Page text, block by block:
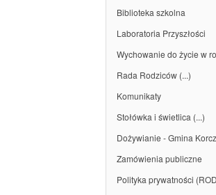
Biblioteka szkolna
Laboratoria Przyszłości
Wychowanie do życie w
Rada Rodziców (...)
Komunikaty
Stołówka i świetlica (...)
Dożywianie - Gmina
Zamówienia publiczne
Polityka prywatności